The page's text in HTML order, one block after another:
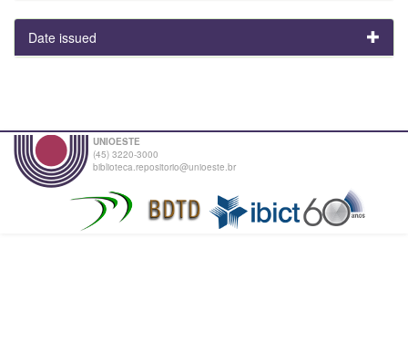
Date issued
UNIOESTE
(45) 3220-3000
biblioteca.repositorio@unioeste.br